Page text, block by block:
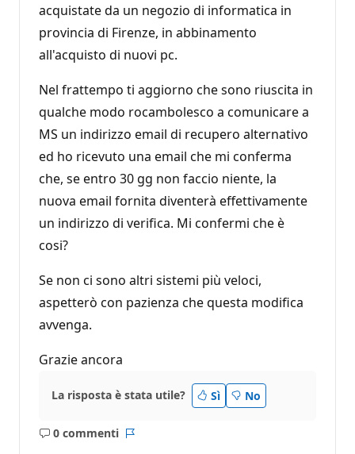
acquistate da un negozio di informatica in
provincia di Firenze, in abbinamento
all'acquisto di nuovi pc.
Nel frattempo ti aggiorno che sono riuscita in
qualche modo rocambolesco a comunicare a
MS un indirizzo email di recupero alternativo
ed ho ricevuto una email che mi conferma
che, se entro 30 gg non faccio niente, la
nuova email fornita diventerà effettivamente
un indirizzo di verifica. Mi confermi che è
cosi?
Se non ci sono altri sistemi più veloci,
aspetterò con pazienza che questa modifica
avvenga.
Grazie ancora
La risposta è stata utile? Sì No
0 commenti
Nessun